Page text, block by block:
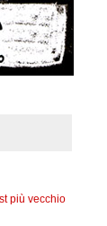
più vecchio